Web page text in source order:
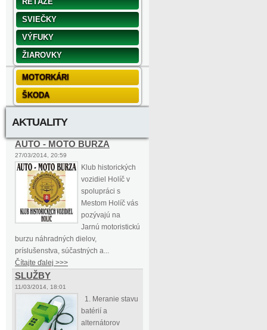
SVIEČKY
VÝFUKY
ŽIAROVKY
MOTORKÁRI
ŠKODA
AKTUALITY
AUTO - MOTO BURZA
27/03/2014, 20:59
Klub historických
vozidiel Holíč v
spolupráci s
Mestom Holíč vás
pozývajú na
Jarnú motoristickú
burzu náhradných dielov,
príslušenstva, súčastných a...
Čítajte ďalej >>>
SLUŽBY
11/03/2014, 18:01
1. Meranie stavu
batérií a
alternátorov